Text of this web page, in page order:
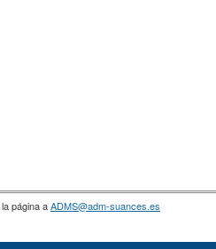
página aADMS@adm-suances.es